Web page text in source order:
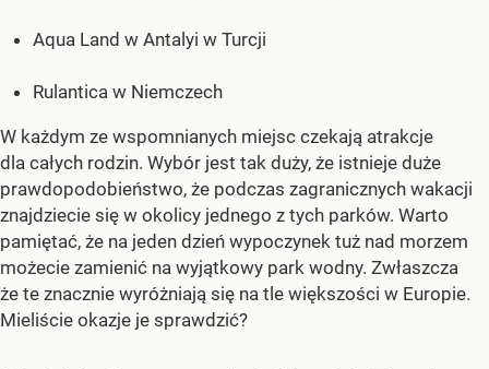
Aqua Land w Antalyi w Turcji
Rulantica w Niemczech
W każdym ze wspomnianych miejsc czekają atrakcje
dla całych rodzin. Wybór jest tak duży, że istnieje duże
prawdopodobieństwo, że podczas zagranicznych wakacji
znajdziecie się w okolicy jednego z tych parków. Warto
pamiętać, że na jeden dzień wypoczynek tuż nad morzem
możecie zamienić na wyjątkowy park wodny. Zwłaszcza
że te znacznie wyróżniają się na tle większości w Europie.
Mieliście okazje je sprawdzić?